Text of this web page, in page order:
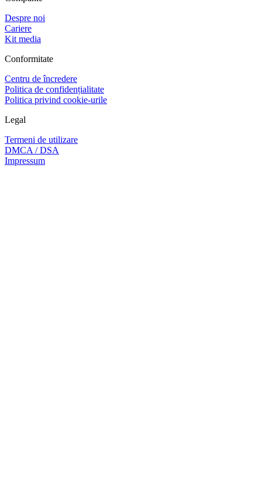
Despre noi
Cariere
Kit media
Conformitate
Centru de încredere
Politica de confidențialitate
Politica privind cookie-urile
Legal
Termeni de utilizare
DMCA / DSA
Impressum